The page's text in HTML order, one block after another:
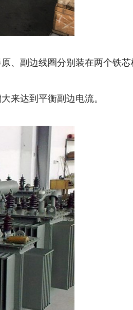
、副边线圈分别装在两个铁芯
来达到平衡副边电流。